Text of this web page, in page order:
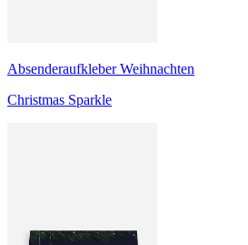
Absenderaufkleber Weihnachten
Christmas Sparkle